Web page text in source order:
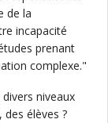
de la
incapacité
prenant
complexe."
niveaux
élèves ?